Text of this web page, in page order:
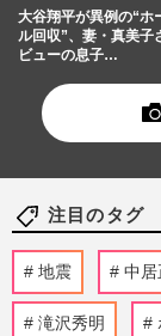
大谷翔平が異例の“ホ
ル回収”、妻・真美子
ビューの息子…
注目のタグ
地震 中居
滝沢秀明